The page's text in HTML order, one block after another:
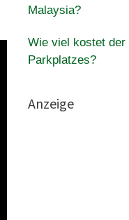
Malaysia?
Wie viel kostet der
Parkplatzes?
Anzeige